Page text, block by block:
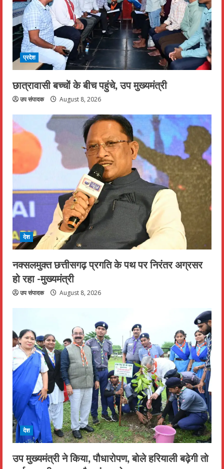
प्रदेश
छात्रावासी बच्चों के बीच पहुंचे, उप मुख्यमंत्री
उप संपादक August 8, 2026
देश
नक्सलमुक्त छत्तीसगढ़ प्रगति के पथ पर निरंतर अग्रसर
हो रहा -मुख्यमंत्री
उप संपादक August 8, 2026
देश
उप मुख्यमंत्री ने किया, पौधारोपण, बोले हरियाली बढ़ेगी तो